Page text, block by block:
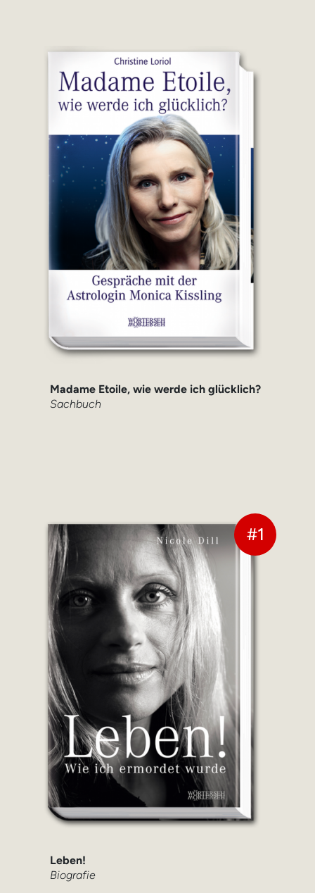
Madame Etoile, wie werde ich glücklich?
Sachbuch
#1
Leben!
Biografie